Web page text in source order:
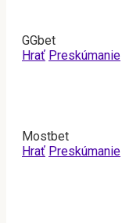
GGbet
Hrať Preskúmanie
Mostbet
Hrať Preskúmanie